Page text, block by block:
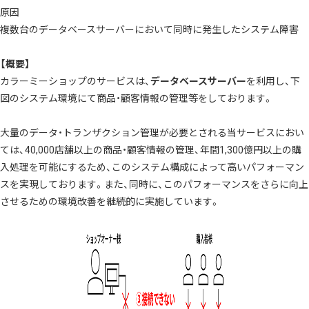
原因
複数台のデータベースサーバーにおいて同時に発生したシステム障害
【概要】
カラーミーショップのサービスは、データベースサーバーを利用し、下
図のシステム環境にて商品・顧客情報の管理等をしております。
大量のデータ・トランザクション管理が必要とされる当サービスにおい
ては、40,000店舗以上の商品・顧客情報の管理、年間1,300億円以上の購
入処理を可能にするため、このシステム構成によって高いパフォーマン
スを実現しております。また、同時に、このパフォーマンスをさらに向上
させるための環境改善を継続的に実施しています。